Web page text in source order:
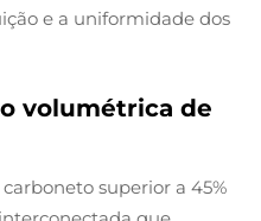
e a uniformidade dos
volumétrica de
superior a 45%